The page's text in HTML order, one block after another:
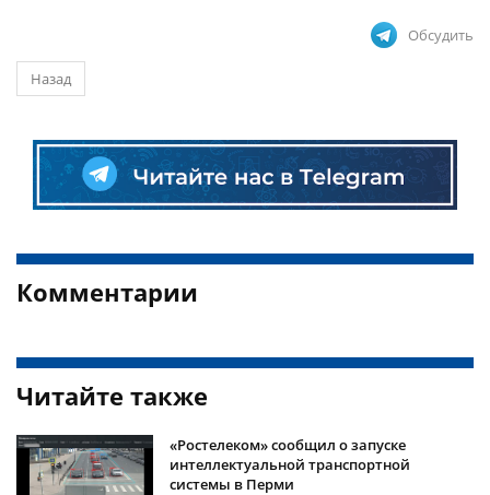
Обсудить
Назад
Комментарии
Читайте также
«Ростелеком» сообщил о запуске
интеллектуальной транспортной
системы в Перми